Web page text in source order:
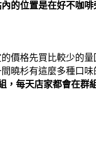
的位置是在好不咖啡
的價格先買比較少的
曉杉有這麼多種口
，每天店家都會在群